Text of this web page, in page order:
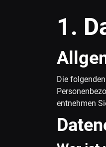
1.
Die
entnehmen